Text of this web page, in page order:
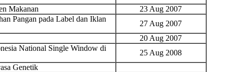
Makanan
23 Aug 2007
Pangan pada Label dan Iklan
27 Aug 2007
20 Aug 2007
National Single Window di
25 Aug 2008
Genetik